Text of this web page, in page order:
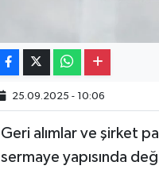
25.09.2025 - 10:06
Geri alımlar ve şirket
sermaye yapısında